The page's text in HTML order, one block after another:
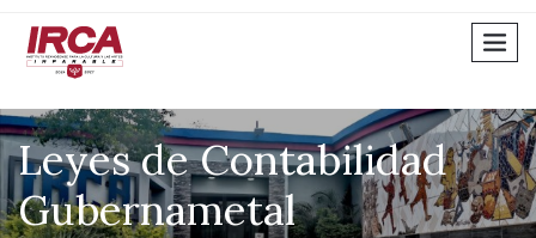
Leyes de Contabilidad
Gubernametal